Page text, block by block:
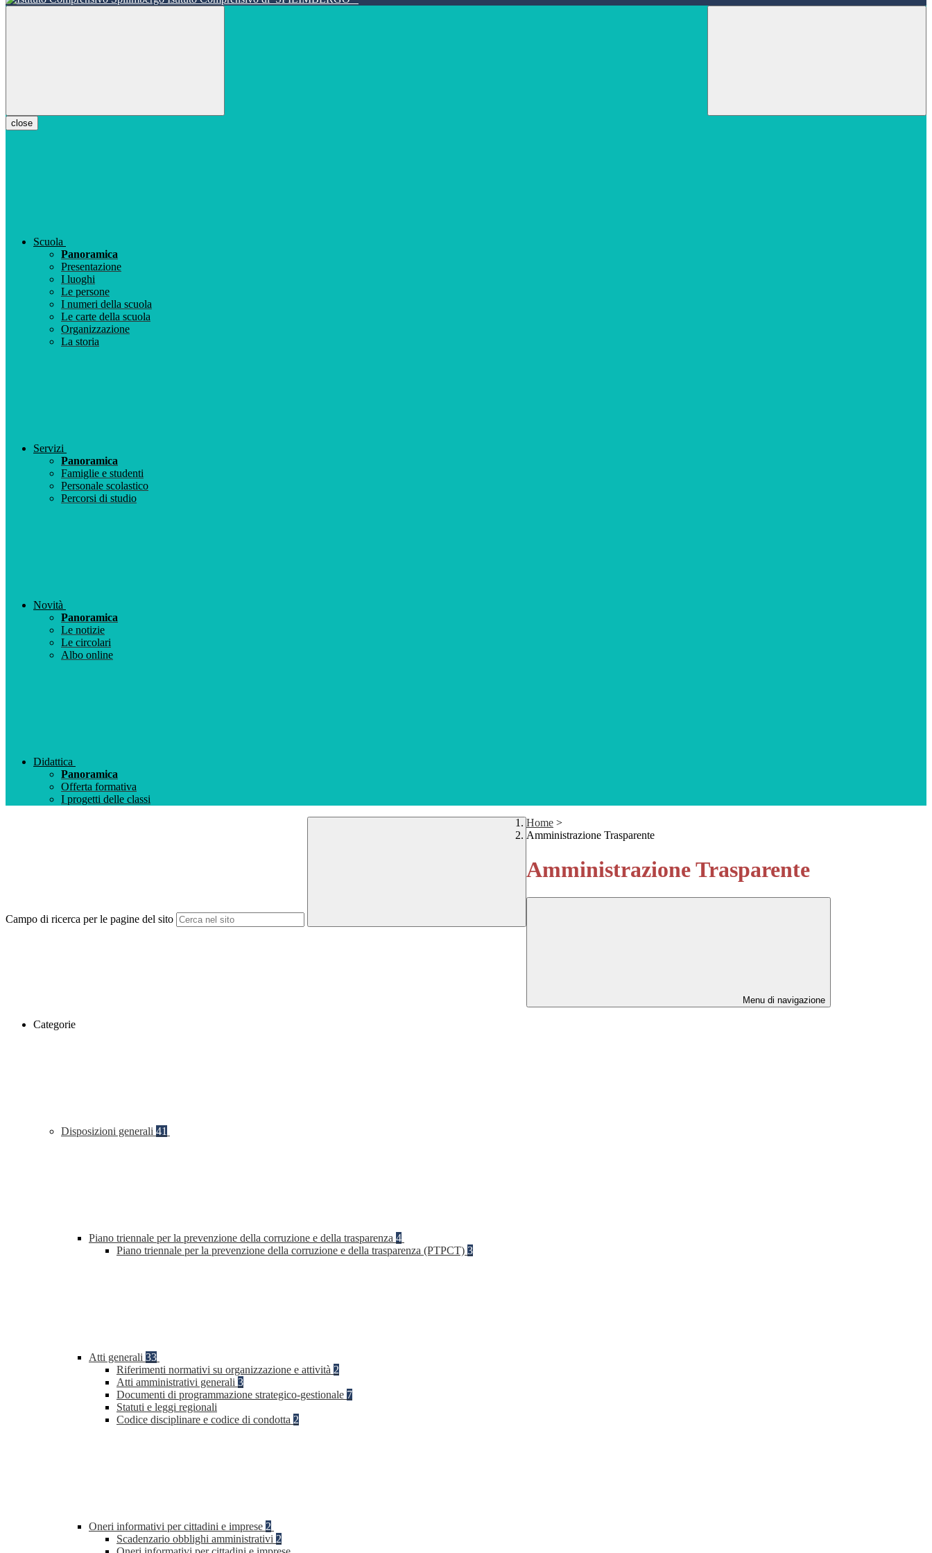
close
Scuola
Panoramica
Presentazione
I luoghi
Le persone
I numeri della scuola
Le carte della scuola
Organizzazione
La storia
Servizi
Panoramica
Famiglie e studenti
Personale scolastico
Percorsi di studio
Novità
Panoramica
Le notizie
Le circolari
Albo online
Didattica
Panoramica
Offerta formativa
I progetti delle classi
Campo di ricerca per le pagine del sito
Home >
Amministrazione Trasparente
Amministrazione Trasparente
Menu di navigazione
Categorie
Disposizioni generali 41
Piano triennale per la prevenzione della corruzione e della trasparenza 4
Piano triennale per la prevenzione della corruzione e della trasparenza (PTPCT) 3
Atti generali 33
Riferimenti normativi su organizzazione e attività 2
Atti amministrativi generali 3
Documenti di programmazione strategico-gestionale 7
Statuti e leggi regionali
Codice disciplinare e codice di condotta 2
Oneri informativi per cittadini e imprese 2
Scadenzario obblighi amministrativi 2